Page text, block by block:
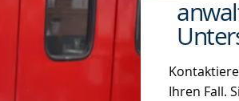
Ihren Fall.